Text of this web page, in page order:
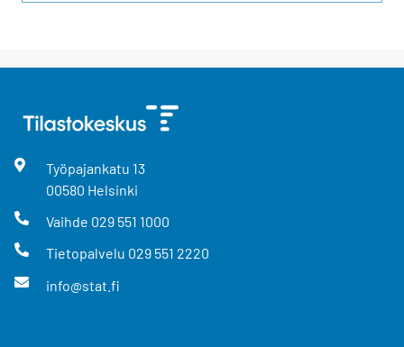
Työpajankatu 13
00580 Helsinki
Vaihde 029 551 1000
Tietopalvelu 029 551 2220
info@stat.fi